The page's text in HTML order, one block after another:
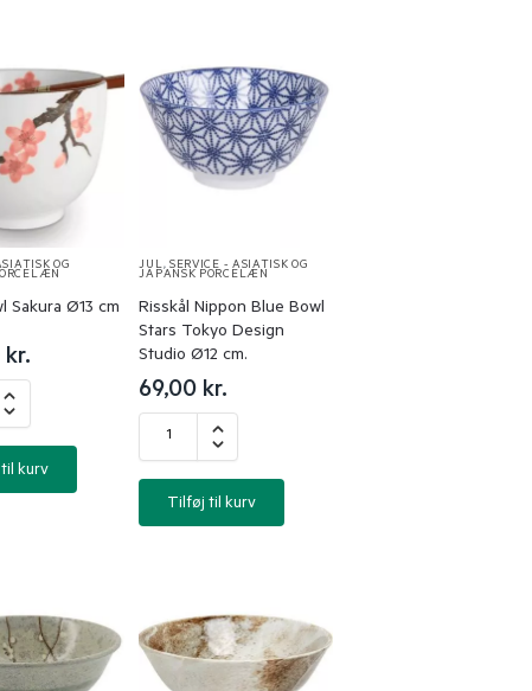
OG
Sakura Ø13 cm
kr.
kurv
JUL, SERVICE - ASIATISK OG
JAPANSK PORCELÆN
Risskål Nippon Blue Bowl
Stars Tokyo Design
Studio Ø12 cm.
69,00 kr.
Tilføj til kurv